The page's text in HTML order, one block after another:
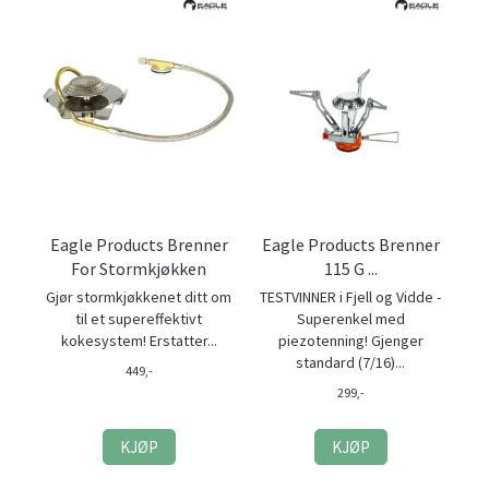
Eagle Products Brenner
For Stormkjøkken
Gjør stormkjøkkenet ditt om
til et supereffektivt
kokesystem! Erstatter...
449,-
KJØP
Eagle Products Brenner
115 G ...
TESTVINNER i Fjell og Vidde -
Superenkel med
piezotenning! Gjenger
standard (7/16)...
299,-
KJØP